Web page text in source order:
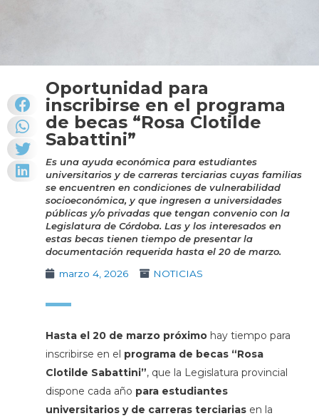
Oportunidad para
inscribirse en el programa
de becas “Rosa Clotilde
Sabattini”
Es una ayuda económica para estudiantes
universitarios y de carreras terciarias cuyas familias
se encuentren en condiciones de vulnerabilidad
socioeconómica, y que ingresen a universidades
públicas y/o privadas que tengan convenio con la
Legislatura de Córdoba. Las y los interesados en
estas becas tienen tiempo de presentar la
documentación requerida hasta el 20 de marzo.
marzo 4, 2026
NOTICIAS
Hasta el 20 de marzo próximohay tiempo para
inscribirse en el programa de becas “Rosa
Clotilde Sabattini”, que la Legislatura provincial
dispone cada año para estudiantes
universitarios y de carreras terciarias en la